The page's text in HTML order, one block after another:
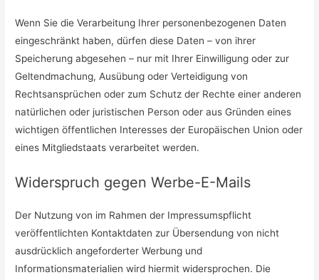
Wenn Sie die Verarbeitung Ihrer personenbezogenen Daten
eingeschränkt haben, dürfen diese Daten – von ihrer
Speicherung abgesehen – nur mit Ihrer Einwilligung oder zur
Geltendmachung, Ausübung oder Verteidigung von
Rechtsansprüchen oder zum Schutz der Rechte einer anderen
natürlichen oder juristischen Person oder aus Gründen eines
wichtigen öffentlichen Interesses der Europäischen Union oder
eines Mitgliedstaats verarbeitet werden.
Widerspruch gegen Werbe-E-Mails
Der Nutzung von im Rahmen der Impressumspflicht
veröffentlichten Kontaktdaten zur Übersendung von nicht
ausdrücklich angeforderter Werbung und
Informationsmaterialien wird hiermit widersprochen. Die